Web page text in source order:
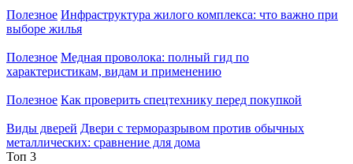
Полезное Инфраструктура жилого комплекса: что важно при
выборе жилья
Полезное Медная проволока: полный гид по
характеристикам, видам и применению
Полезное Как проверить спецтехнику перед покупкой
Виды дверей Двери с терморазрывом против обычных
металлических: сравнение для дома
Топ 3